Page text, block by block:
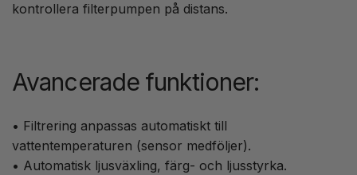
kontrollera filterpumpen på distans.
Avancerade funktioner:
• Filtrering anpassas automatiskt till
vattentemperaturen (sensor medföljer).
• Automatisk ljusväxling, färg- och ljusstyrka.